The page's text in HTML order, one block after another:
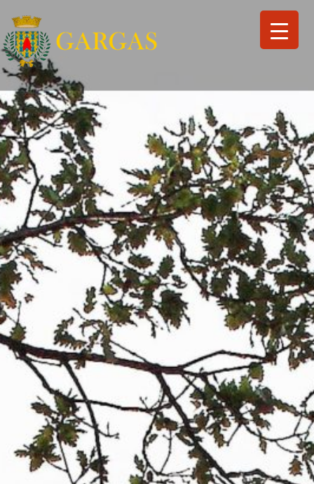
Search
for:
Search Button